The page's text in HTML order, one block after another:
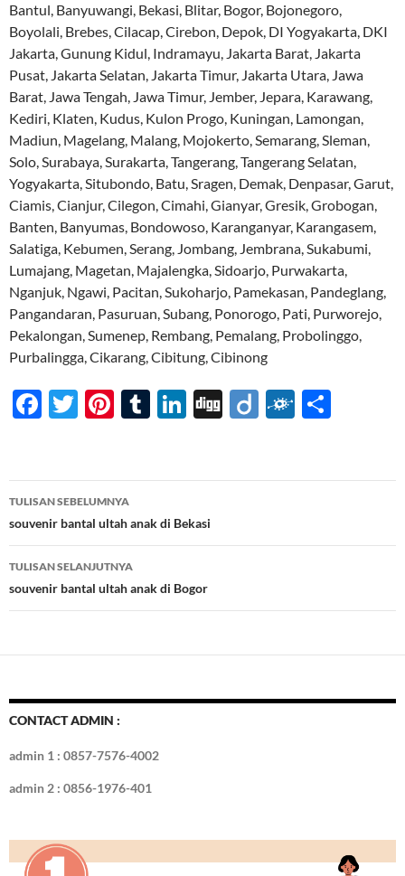
Bantul, Banyuwangi, Bekasi, Blitar, Bogor, Bojonegoro,
Boyolali, Brebes, Cilacap, Cirebon, Depok, DI Yogyakarta, DKI
Jakarta, Gunung Kidul, Indramayu, Jakarta Barat, Jakarta
Pusat, Jakarta Selatan, Jakarta Timur, Jakarta Utara, Jawa
Barat, Jawa Tengah, Jawa Timur, Jember, Jepara, Karawang,
Kediri, Klaten, Kudus, Kulon Progo, Kuningan, Lamongan,
Madiun, Magelang, Malang, Mojokerto, Semarang, Sleman,
Solo, Surabaya, Surakarta, Tangerang, Tangerang Selatan,
Yogyakarta, Situbondo, Batu, Sragen, Demak, Denpasar, Garut,
Ciamis, Cianjur, Cilegon, Cimahi, Gianyar, Gresik, Grobogan,
Banten, Banyumas, Bondowoso, Karanganyar, Karangasem,
Salatiga, Kebumen, Serang, Jombang, Jembrana, Sukabumi,
Lumajang, Magetan, Majalengka, Sidoarjo, Purwakarta,
Nganjuk, Ngawi, Pacitan, Sukoharjo, Pamekasan, Pandeglang,
Pangandaran, Pasuruan, Subang, Ponorogo, Pati, Purworejo,
Pekalongan, Sumenep, Rembang, Pemalang, Probolinggo,
Purbalingga, Cikarang, Cibitung, Cibinong
F
b
o
o
k
T
er
Pi
es
t
T
bl
r
Li
e
dI
n
Di Di F
d e
Navigasi
Tulisan
TULISAN SEBELUMNYA
souvenir bantal ultah anak di Bekasi
TULISAN SELANJUTNYA
souvenir bantal ultah anak di Bogor
CONTACT ADMIN :
admin 1 : 0857-7576-4002
admin 2 : 0856-1976-401